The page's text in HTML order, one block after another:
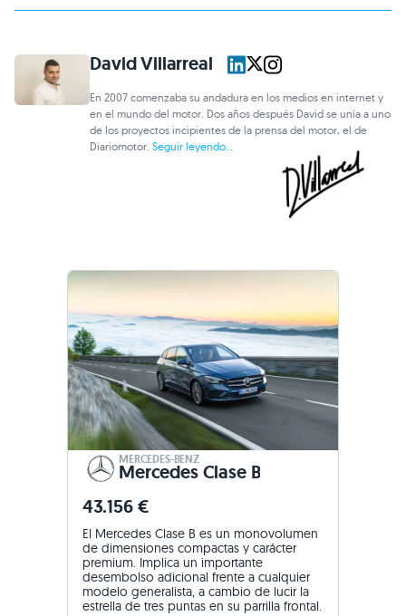
David Villarreal
En 2007 comenzaba su andadura en los medios en internet y
en el mundo del motor. Dos años después David se unía a uno
de los proyectos incipientes de la prensa del motor, el de
Diariomotor.Seguir leyendo...
MERCEDES-BENZ
Mercedes Clase B
43.156 €
El Mercedes Clase B es un monovolumen
de dimensiones compactas y carácter
premium. Implica un importante
desembolso adicional frente a cualquier
modelo generalista, a cambio de lucir la
estrella de tres puntas en su parrilla frontal.